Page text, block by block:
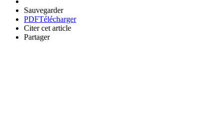
Sauvegarder
PDFTélécharger
Citer cet article
Partager